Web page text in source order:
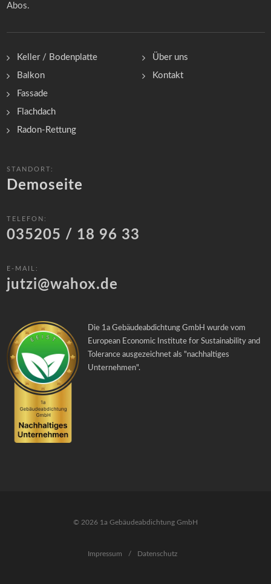
Abos.
Keller / Bodenplatte
Balkon
Fassade
Flachdach
Radon-Rettung
Über uns
Kontakt
STANDORT:
Demoseite
TELEFON:
035205 / 18 96 33
E-MAIL:
jutzi@wahox.de
Die 1a Gebäudeabdichtung GmbH wurde vom
European Economic Institute for Sustainability and
Tolerance ausgezeichnet als "nachhaltiges
Unternehmen".
© 2026 1a Gebäudeabdichtung GmbH
Impressum / Datenschutz